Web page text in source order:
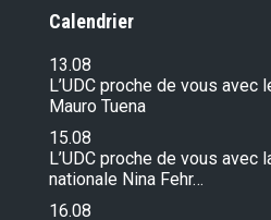
Calendrier
13.08
L’UDC proche de vous avec
Mauro Tuena
15.08
L’UDC proche de vous avec
nationale Nina Fehr…
16.08